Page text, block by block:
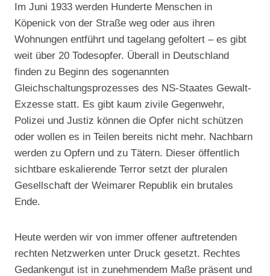
Im Juni 1933 werden Hunderte Menschen in
Köpenick von der Straße weg oder aus ihren
Wohnungen entführt und tagelang gefoltert – es gibt
weit über 20 Todesopfer. Überall in Deutschland
finden zu Beginn des sogenannten
Gleichschaltungsprozesses des NS-Staates Gewalt-
Exzesse statt. Es gibt kaum zivile Gegenwehr,
Polizei und Justiz können die Opfer nicht schützen
oder wollen es in Teilen bereits nicht mehr. Nachbarn
werden zu Opfern und zu Tätern. Dieser öffentlich
sichtbare eskalierende Terror setzt der pluralen
Gesellschaft der Weimarer Republik ein brutales
Ende.
Heute werden wir von immer offener auftretenden
rechten Netzwerken unter Druck gesetzt. Rechtes
Gedankengut ist in zunehmendem Maße präsent und